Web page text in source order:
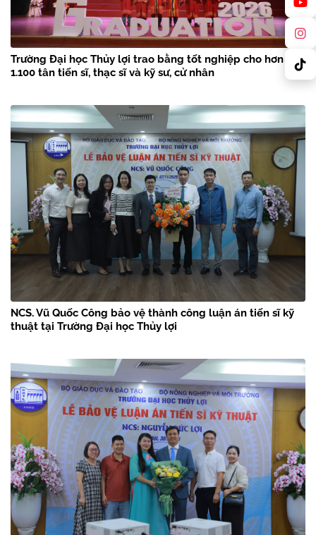
Trường Đại học Thủy lợi trao bằng tốt nghiệp cho hơn
1.100 tân tiến sĩ, thạc sĩ và kỹ sư, cử nhân
NCS. Vũ Quốc Công bảo vệ thành công luận án tiến sĩ kỹ
thuật tại Trường Đại học Thủy lợi